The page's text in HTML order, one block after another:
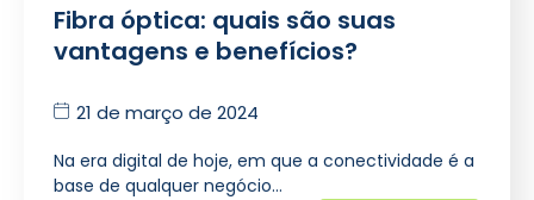
Fibra óptica: quais são suas
vantagens e benefícios?
21 de março de 2024
Na era digital de hoje, em que a conectividade é a
base de qualquer negócio…